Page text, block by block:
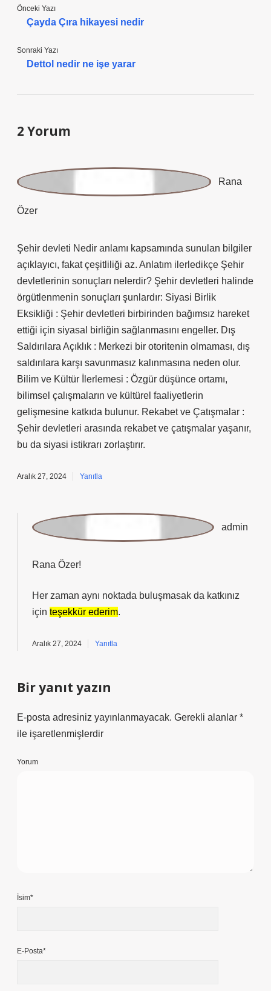
Önceki Yazı
Çayda Çıra hikayesi nedir
Sonraki Yazı
Dettol nedir ne işe yarar
2 Yorum
Rana Özer
Şehir devleti Nedir anlamı kapsamında sunulan bilgiler
açıklayıcı, fakat çeşitliliği az. Anlatım ilerledikçe Şehir
devletlerinin sonuçları nelerdir? Şehir devletleri halinde
örgütlenmenin sonuçları şunlardır: Siyasi Birlik
Eksikliği : Şehir devletleri birbirinden bağımsız hareket
ettiği için siyasal birliğin sağlanmasını engeller. Dış
Saldırılara Açıklık : Merkezi bir otoritenin olmaması, dış
saldırılara karşı savunmasız kalınmasına neden olur.
Bilim ve Kültür İlerlemesi : Özgür düşünce ortamı,
bilimsel çalışmaların ve kültürel faaliyetlerin
gelişmesine katkıda bulunur. Rekabet ve Çatışmalar :
Şehir devletleri arasında rekabet ve çatışmalar yaşanır,
bu da siyasi istikrarı zorlaştırır.
Aralık 27, 2024 Yanıtla
Rana Özer!
içinteşekkür ederim
Bir yanıt yazın
ile işaretlenmişlerdir